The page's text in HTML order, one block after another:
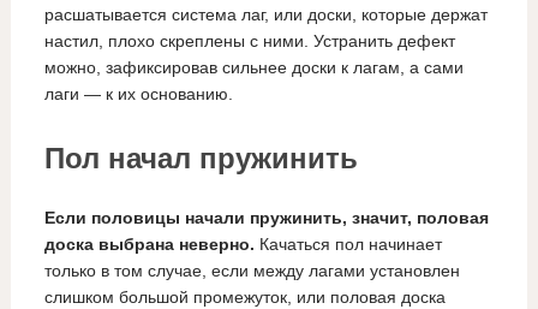
расшатывается система лаг, или доски, которые держат
настил, плохо скреплены с ними. Устранить дефект
можно, зафиксировав сильнее доски к лагам, а сами
лаги — к их основанию.
Пол начал пружинить
Если половицы начали пружинить, значит, половая
доска выбрана неверно. Качаться пол начинает
только в том случае, если между лагами установлен
слишком большой промежуток, или половая доска